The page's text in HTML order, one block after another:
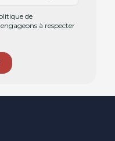
de
à respecter